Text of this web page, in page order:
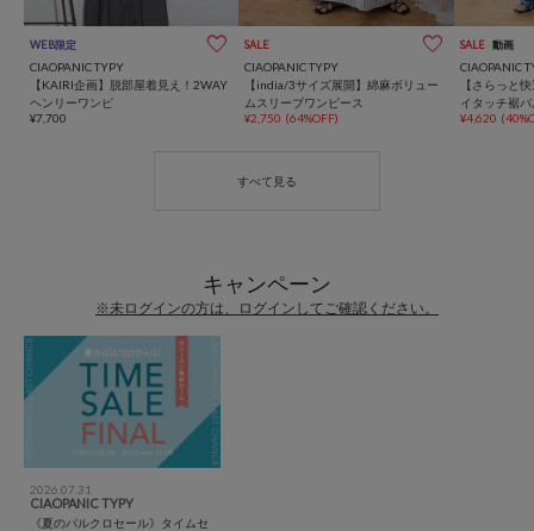
WEB限定
CIAOPANIC TYPY
【KAIRI企画】脱部屋着見え！2WAY
ヘンリーワンピ
¥7,700
SALE
CIAOPANIC TYPY
【india/3サイズ展開】綿麻ボリュー
ムスリーブワンピース
¥2,750 (64%OFF)
SALE 動画
CIAOPANIC
【さらっと
イタッチ裾
ース
¥4,620
キャンペーン
※未ログインの方は、ログインしてご確認ください。
2026.07.31
CIAOPANIC TYPY
《夏のパルクロセール》タイムセ